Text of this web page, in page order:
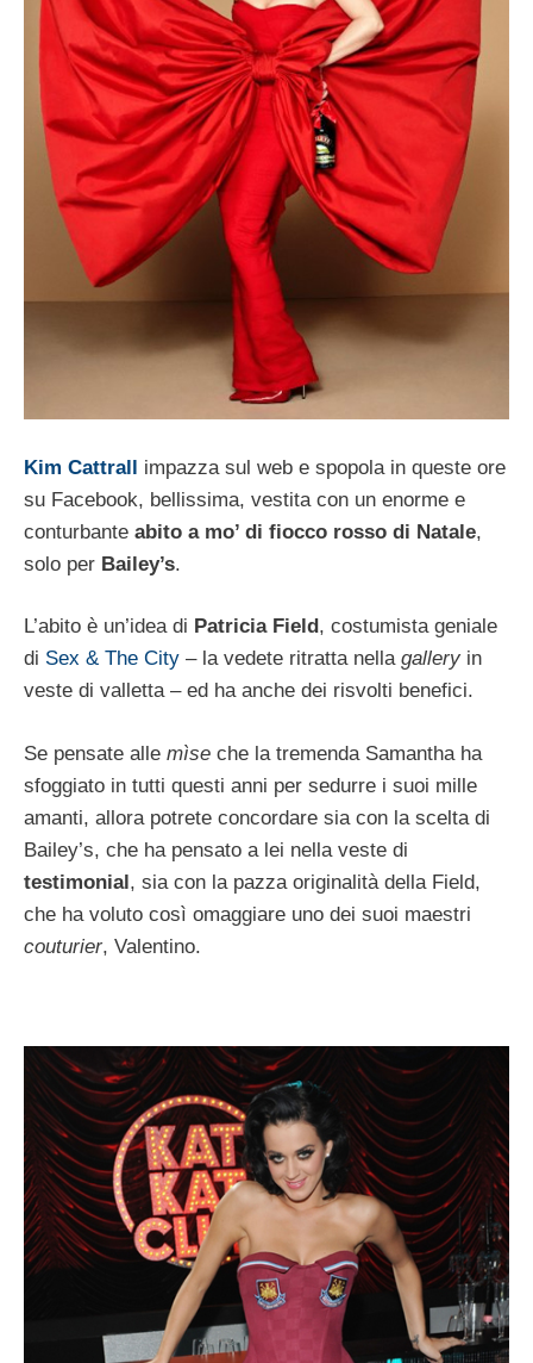
Kim Cattrall impazza sul web e spopola in queste ore
su Facebook, bellissima, vestita con un enorme e
conturbante abito a mo’ di fiocco rosso di Natale,
solo per Bailey’s.
L’abito è un’idea di Patricia Field, costumista geniale
di Sex & The City – la vedete ritratta nella gallery in
veste di valletta – ed ha anche dei risvolti benefici.
Se pensate alle mìse che la tremenda Samantha ha
sfoggiato in tutti questi anni per sedurre i suoi mille
amanti, allora potrete concordare sia con la scelta di
Bailey’s, che ha pensato a lei nella veste di
testimonial, sia con la pazza originalità della Field,
che ha voluto così omaggiare uno dei suoi maestri
couturier, Valentino.